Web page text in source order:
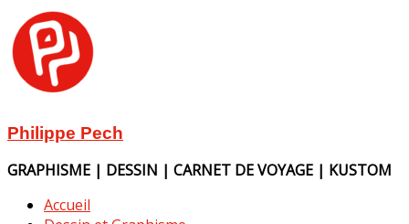
Aller
au
contenu
Philippe Pech
GRAPHISME | DESSIN | CARNET DE VOYAGE | KUSTOM
MenuAccueil